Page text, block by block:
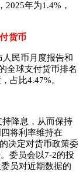
年为1.4%，
货币
民币月度报告和
全球支付货币排名
占比4.47%。
降息，从而保持
将利率维持在
决定对货币政策委
委员会以7-2的投
员对近期数据的